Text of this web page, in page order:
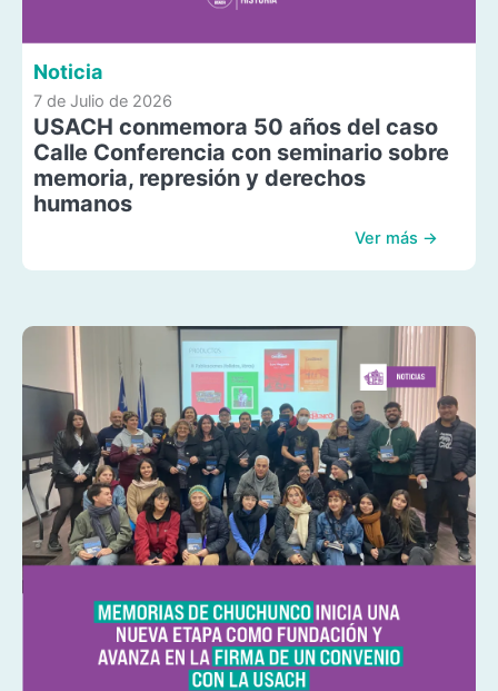
Noticia
7 de Julio de 2026
USACH conmemora 50 años del caso
Calle Conferencia con seminario sobre
memoria, represión y derechos
humanos
Ver más →